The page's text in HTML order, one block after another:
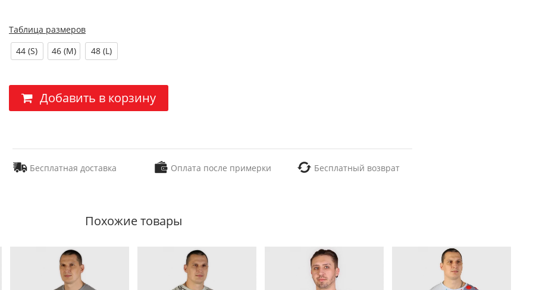
Таблица размеров
44 (S)
46 (M) 48 (L)
Добавить в корзину
Бесплатная доставка Оплата после примерки Бесплатный возврат
Похожие товары